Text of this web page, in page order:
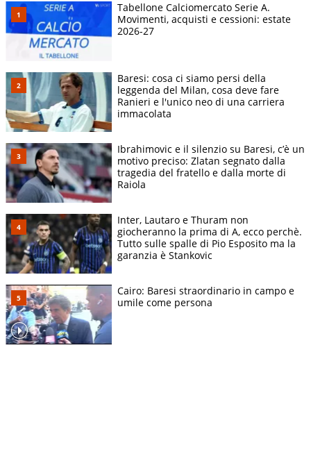
Tabellone Calciomercato Serie A.
Movimenti, acquisti e cessioni: estate
2026-27
Baresi: cosa ci siamo persi della
leggenda del Milan, cosa deve fare
Ranieri e l'unico neo di una carriera
immacolata
Ibrahimovic e il silenzio su Baresi, c’è un
motivo preciso: Zlatan segnato dalla
tragedia del fratello e dalla morte di
Raiola
Inter, Lautaro e Thuram non
giocheranno la prima di A, ecco perchè.
Tutto sulle spalle di Pio Esposito ma la
garanzia è Stankovic
Cairo: Baresi straordinario in campo e
umile come persona